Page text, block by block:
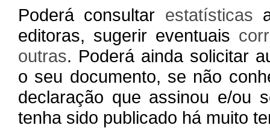
Poderá consultar estatísticas
editoras, sugerir eventuais
outras. Poderá ainda solicitar
o seu documento, se não
declaração que assinou e/ou
tenha sido publicado há muito